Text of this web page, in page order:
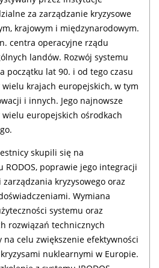
za zarządzanie kryzysowe
krajowym i międzynarodowym.
centra operacyjne rządu
landów. Rozwój systemu
początku lat 90. i od tego czasu
wielu krajach europejskich, w tym
i innych. Jego najnowsze
europejskich ośrodkach
skupili się na
RODOS, poprawie jego integracji
kryzysowego oraz
Wymiana
systemu oraz
rozwiązań technicznych
na celu zwiększenie efektywności
nuklearnymi w Europie.